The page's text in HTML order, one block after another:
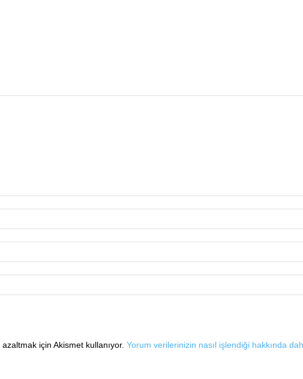
için Akismet kullanıyor. Yorum verilerinizin nasıl işlendiği hakkında